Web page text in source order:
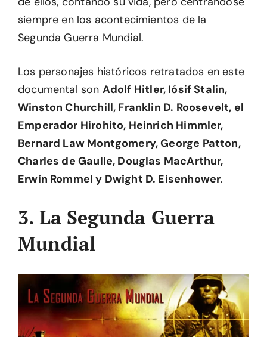
siempre en los acontecimientos de la
Segunda Guerra Mundial.
Los personajes históricos retratados en este
documental son Adolf Hitler, Iósif Stalin,
Winston Churchill, Franklin D. Roosevelt, el
Emperador Hirohito, Heinrich Himmler,
Bernard Law Montgomery, George Patton,
Charles de Gaulle, Douglas MacArthur,
Erwin Rommel y Dwight D. Eisenhower.
3. La Segunda Guerra
Mundial